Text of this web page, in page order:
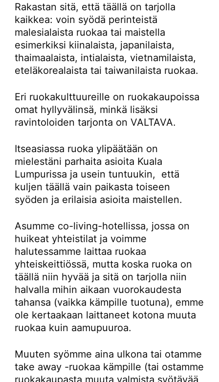
Rakastan sitä, että täällä on tarjolla
kaikkea: voin syödä perinteistä
malesialaista ruokaa tai maistella
esimerkiksi kiinalaista, japanilaista,
thaimaalaista, intialaista, vietnamilaista,
eteläkorealaista tai taiwanilaista ruokaa.
Eri ruokakulttuureille on ruokakaupoissa
omat hyllyvälinsä, minkä lisäksi
ravintoloiden tarjonta on VALTAVA.
Itseasiassa ruoka ylipäätään on
mielestäni parhaita asioita Kuala
Lumpurissa ja usein tuntuukin, että
kuljen täällä vain paikasta toiseen
syöden ja erilaisia asioita maistellen.
Asumme co-living-hotellissa, jossa on
huikeat yhteistilat ja voimme
halutessamme laittaa ruokaa
yhteiskeittiössä, mutta koska ruoka on
täällä niin hyvää ja sitä on tarjolla niin
halvalla mihin aikaan vuorokaudesta
tahansa (vaikka kämpille tuotuna), emme
ole kertaakaan laittaneet kotona muuta
ruokaa kuin aamupuuroa.
Muuten syömme aina ulkona tai otamme
take away -ruokaa kämpille (tai ostamme
ruokakaupasta muuta valmista syötävää